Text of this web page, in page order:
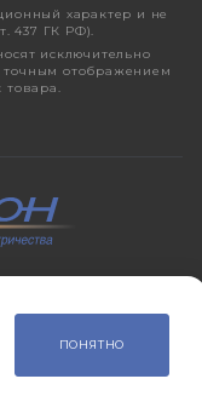
характер и не
437 ГК РФ).
исключительно
точным отображением
товара.
с 1998 года.
ПОНЯТНО